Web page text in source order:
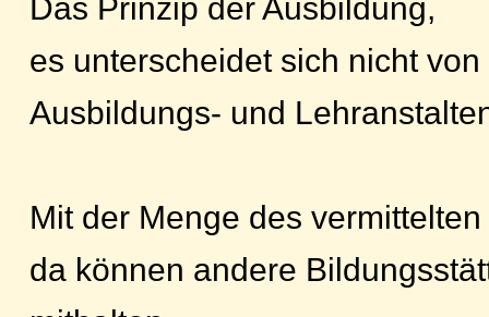
Das Prinzip der Ausbildung,
es unterscheidet sich nicht
Ausbildungs- und
Mit der Menge des
da können andere